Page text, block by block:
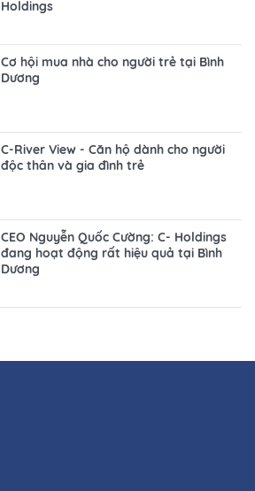
Holdings
Cơ hội mua nhà cho người trẻ tại Bình
Dương
C-River View - Căn hộ dành cho người
độc thân và gia đình trẻ
CEO Nguyễn Quốc Cường: C- Holdings
đang hoạt động rất hiệu quả tại Bình
Dương